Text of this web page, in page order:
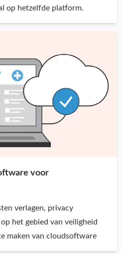
op hetzelfde platform.
voor
verlagen, privacy
het gebied van veiligheid
maken van cloudsoftware